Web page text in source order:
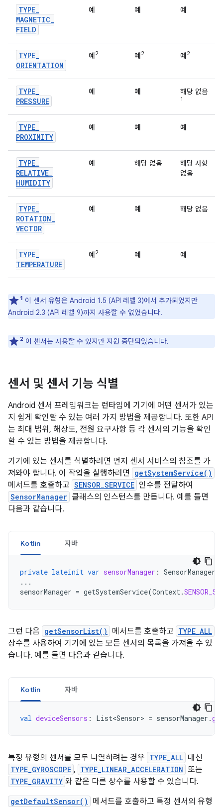
TYPE_
MAGNETIC_
FIELD
예 예 예
TYPE_
ORIENTATION
예 2 예 2 예 2
TYPE_
PRESSURE
예 예 해당 없음
1
TYPE_
PROXIMITY
예 예 예
TYPE_
RELATIVE_
HUMIDITY
예 해당 없음
해당 사항
없음
TYPE_
ROTATION_
VECTOR
예 예 해당 없음
TYPE_
TEMPERATURE
예 2 예 예
1 이 센서 유형은 Android 1.5 (API 레벨 3)에서 추가되었지만
Android 2.3 (API 레벨 9)까지 사용할 수 없었습니다.
2 이 센서는 사용할 수 있지만 지원 중단되었습니다.
센서 및 센서 기능 식별
Android 센서 프레임워크는 런타임에 기기에 어떤 센서가 있는
지 쉽게 확인할 수 있는 여러 가지 방법을 제공합니다. 또한 API
는 최대 범위, 해상도, 전원 요구사항 등 각 센서의 기능을 확인
할 수 있는 방법을 제공합니다.
기기에 있는 센서를 식별하려면 먼저 센서 서비스의 참조를 가
져와야 합니다. 이 작업을 실행하려면
getSystemService()
메서드를 호출하고 SENSOR_SERVICE 인수를 전달하여
SensorManager 클래스의 인스턴스를 만듭니다. 예를 들면
다음과 같습니다.
Kotlin 자바
private lateinit var sensorManager : SensorManager
...
sensorManager = getSystemService(Context.
그런 다음 getSensorList() 메서드를 호출하고 TYPE_ALL
상수를 사용하여 기기에 있는 모든 센서의 목록을 가져올 수 있
습니다. 예를 들면 다음과 같습니다.
Kotlin 자바
val deviceSensors : List<Sensor> = sensorManager .
특정 유형의 센서를 모두 나열하려는 경우 TYPE_ALL 대신
TYPE_GYROSCOPE , TYPE_LINEAR_ACCELERATION 또는
TYPE_GRAVITY 와 같은 다른 상수를 사용할 수 있습니다.
getDefaultSensor()
메서드를 호출하고 특정 센서의 유형